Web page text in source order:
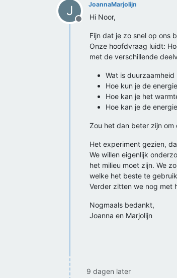
J
Offline
JoannaMarjolijn
Hi Noor,
Fijn dat je zo snel op ons
Onze hoofdvraag luidt:
met de verschillende
Wat is duurzaamheid
Hoe kun je de
Hoe kan je het
Hoe kan je de
Zou het dan beter zijn om
Het experiment gezien,
We willen eigenlijk
het milieu moet zijn. We
welke het beste te
Verder zitten we nog met
Nogmaals bedankt,
Joanna en Marjolijn
9 dagen later